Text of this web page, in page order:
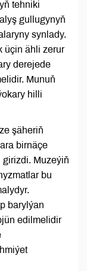
tehniki
gullugynyň
synlady.
üçin ähli zerur
derejede
Munuň
hilli
şäheriň
birnäçe
Muzeýiň
bu
barylýan
edilmelidir